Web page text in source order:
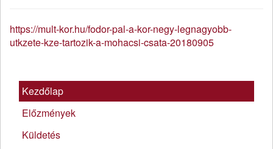
https://mult-kor.hu/fodor-pal-a-kor-negy-legnagyobb-
utkzete-kze-tartozik-a-mohacsi-csata-20180905
Kezdőlap
Előzmények
Küldetés